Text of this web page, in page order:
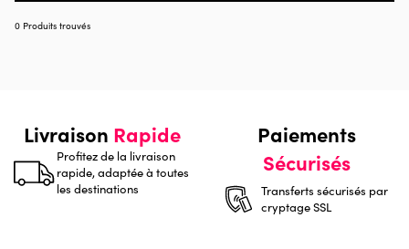
0 Produits trouvés
Livraison Rapide
Profitez de la livraison
rapide, adaptée à toutes
les destinations
Paiements
Sécurisés
Transferts sécurisés par
cryptage SSL